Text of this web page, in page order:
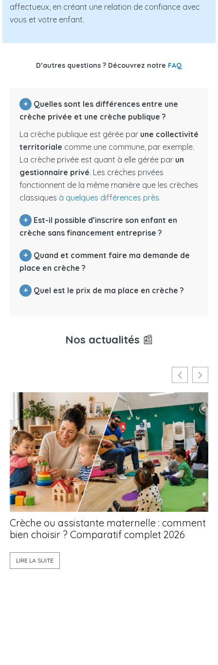
affectueux, en créant une relation de confiance avec
vous et votre enfant.
D’autres questions ? Découvrez notre FAQ
+
Quelles sont les différences entre une
crèche privée et une crèche publique ?
La crèche publique est gérée par une collectivité
territoriale comme une commune, par exemple.
La crèche privée est quant à elle gérée par un
gestionnaire privé. Les crèches privées
fonctionnent de la même manière que les crèches
classiques à quelques différences près.
+
Est-il possible d’inscrire son enfant en
crèche sans financement entreprise ?
+
Quand et comment faire ma demande de
place en crèche ?
+ Quel est le prix de ma place en crèche ?
Nos actualités 📰
Crèche ou assistante maternelle : comment
bien choisir ? Comparatif complet 2026
LIRE LA SUITE